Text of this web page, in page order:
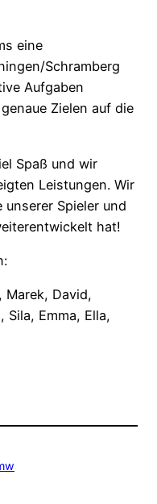
eine
Schramberg
Aufgaben
Zielen auf die
Spaß und wir
Leistungen. Wir
Spieler und
hat!
Marek, David,
Sila, Emma, Ella,